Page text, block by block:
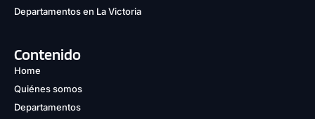
Departamentos en La Victoria
Contenido
Home
Quiénes somos
Departamentos